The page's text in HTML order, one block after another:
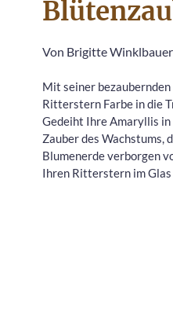
Von Brigitte Winklbauer
Mit seiner
Ritterstern Farbe in die
Gedeiht Ihre Amaryllis in
Zauber des Wachstums,
Blumenerde verborgen
Ihren Ritterstern im